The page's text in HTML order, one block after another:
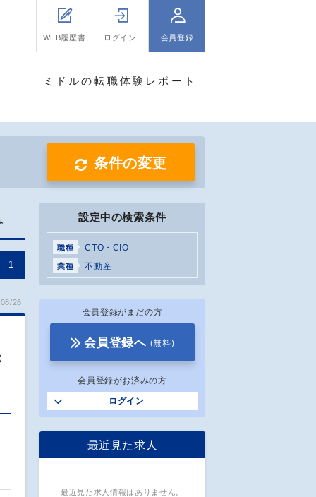
WEB履歴書 ログイン 会員登録
ミドルの転職体験レポート
条件の変更
1
26
設定中の検索条件
職種 CTO・CIO
業種 不動産
会員登録がまだの方
会員登録へ (無料)
会員登録がお済みの方
ログイン
最近見た求人
最近見た求人情報はありません。